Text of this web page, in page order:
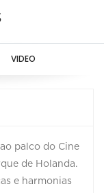
VIDEO
palco do Cine
de Holanda.
e harmonias